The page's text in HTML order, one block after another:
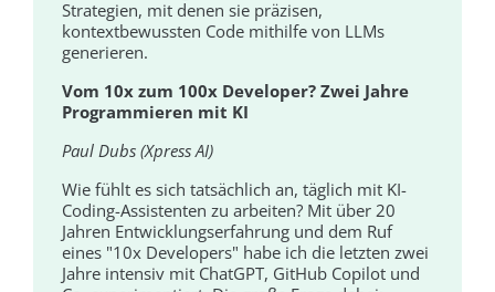
Strategien, mit denen sie präzisen,
kontextbewussten Code mithilfe von LLMs
generieren.
Vom 10x zum 100x Developer? Zwei Jahre
Programmieren mit KI
Paul Dubs (Xpress AI)
Wie fühlt es sich tatsächlich an, täglich mit KI-
Coding-Assistenten zu arbeiten? Mit über 20
Jahren Entwicklungserfahrung und dem Ruf
eines "10x Developers" habe ich die letzten zwei
Jahre intensiv mit ChatGPT, GitHub Copilot und